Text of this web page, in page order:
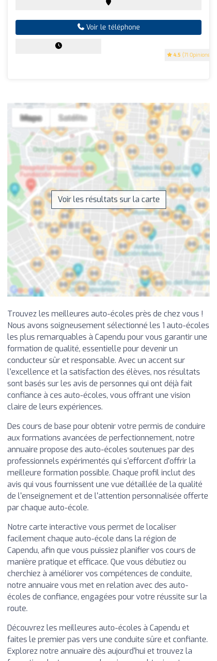
4.5 (71 Opinions)
Voir le téléphone
Voir les résultats sur la carte
Trouvez les meilleures auto-écoles près de chez vous !
Nous avons soigneusement sélectionné les 1 auto-écoles
les plus remarquables à Capendu pour vous garantir une
formation de qualité, essentielle pour devenir un
conducteur sûr et responsable. Avec un accent sur
l'excellence et la satisfaction des élèves, nos résultats
sont basés sur les avis de personnes qui ont déjà fait
confiance à ces auto-écoles, vous offrant une vision
claire de leurs expériences.
Des cours de base pour obtenir votre permis de conduire
aux formations avancées de perfectionnement, notre
annuaire propose des auto-écoles soutenues par des
professionnels expérimentés qui s'efforcent d'offrir la
meilleure formation possible. Chaque profil inclut des
avis qui vous fournissent une vue détaillée de la qualité
de l'enseignement et de l'attention personnalisée offerte
par chaque auto-école.
Notre carte interactive vous permet de localiser
facilement chaque auto-école dans la région de
Capendu, afin que vous puissiez planifier vos cours de
manière pratique et efficace. Que vous débutiez ou
cherchiez à améliorer vos compétences de conduite,
notre annuaire vous met en relation avec des auto-
écoles de confiance, engagées pour votre réussite sur la
route.
Découvrez les meilleures auto-écoles à Capendu et
faites le premier pas vers une conduite sûre et confiante.
Explorez notre annuaire dès aujourd'hui et trouvez la